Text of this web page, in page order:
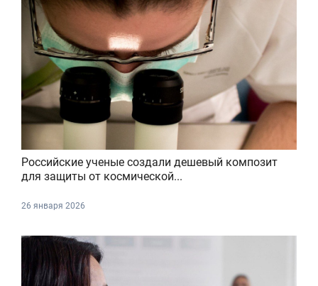
Российские ученые создали дешевый композит
для защиты от космической...
26 января 2026